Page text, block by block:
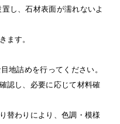
し、石材表面が濡れないよ
ます。
地詰めを行ってください。
認し、必要に応じて材料確
替わりにより、色調・模様